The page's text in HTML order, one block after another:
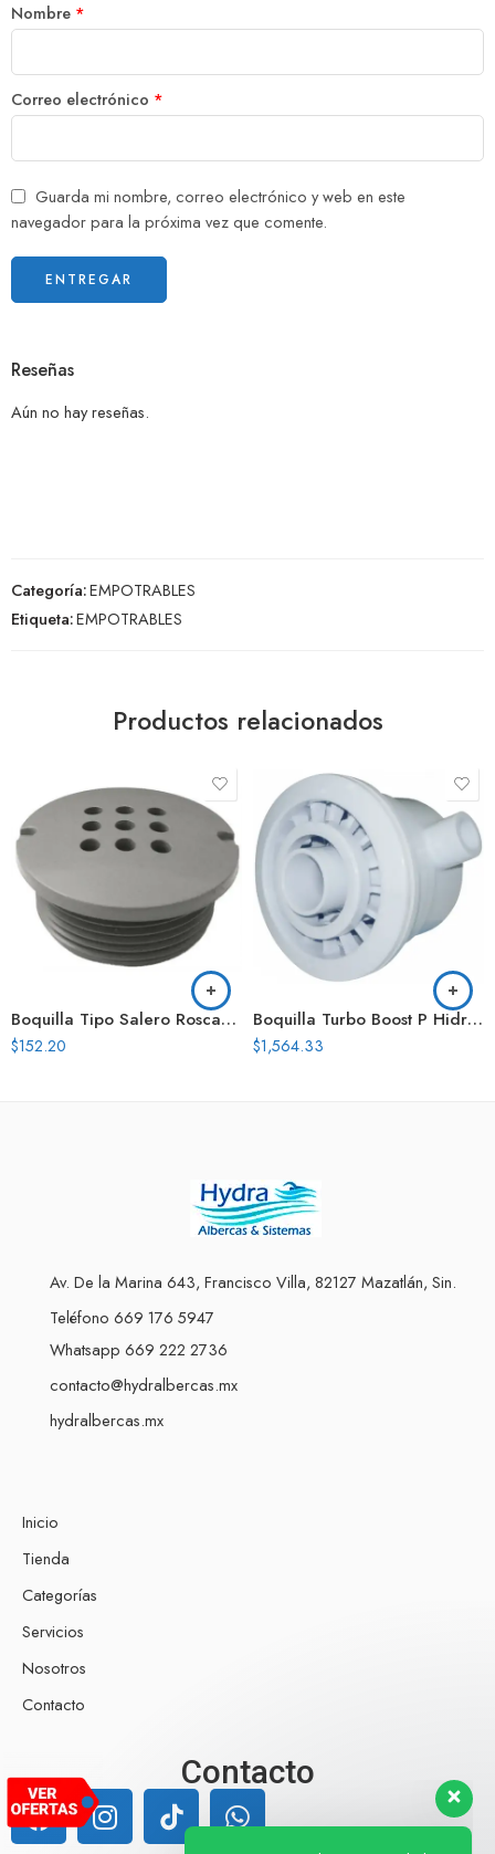
Nombre *
Correo electrónico *
Guarda mi nombre, correo electrónico y web en este
navegador para la próxima vez que comente.
Reseñas
Aún no hay reseñas.
Categoría:EMPOTRABLES
Etiqueta:EMPOTRABLES
Productos relacionados
Boquilla Tipo Salero Roscada Gris Gris
$152.20
Boquilla Turbo Boost P Hidromasaje
$1,564.33
Av. De la Marina 643, Francisco Villa, 82127 Mazatlán, Sin.
Teléfono 669 176 5947
Whatsapp 669 222 2736
contacto@hydralbercas.mx
hydralbercas.mx
Inicio
Tienda
Categorías
Servicios
Nosotros
Contacto
Contacto
Nuestro equipo de atención al cliente
está aquí para responder a sus
preguntas. ¡Pregúntenos cualquier
cosa!